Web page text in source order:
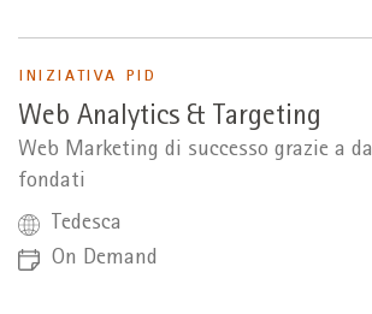
INIZIATIVA PID
Web Analytics & Targeting
Web Marketing di successo grazie a
fondati
Tedesca
On Demand